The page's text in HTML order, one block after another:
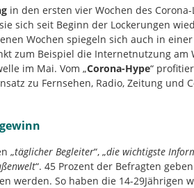
in den ersten vier Wochen des
sich seit Beginn der Lockerungen
Wochen spiegeln sich auch in
zum Beispiel die Internetnutzung am
im Mai. Vom „Corona-Hype“
zu Fernsehen, Radio, Zeitung und
„täglicher Begleiter“, „die wichtigste
“. 45 Prozent der Befragten
werden. So haben die 14-29Jährigen